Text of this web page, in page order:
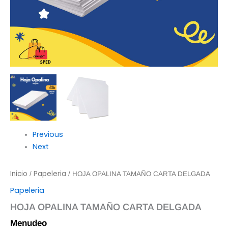
Previous
Next
Inicio / Papeleria / HOJA OPALINA TAMAÑO CARTA DELGADA
Papeleria
HOJA OPALINA TAMAÑO CARTA DELGADA
Menudeo